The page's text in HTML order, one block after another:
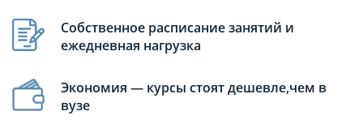
Собственное расписание занятий и
ежедневная нагрузка
Экономия — курсы стоят дешевле,чем в
вузе